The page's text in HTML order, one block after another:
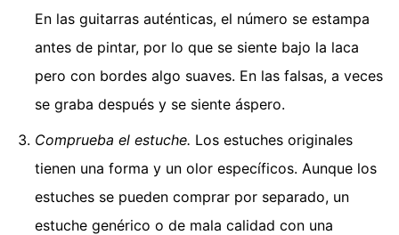
En las guitarras auténticas, el número se estampa
antes de pintar, por lo que se siente bajo la laca
pero con bordes algo suaves. En las falsas, a veces
se graba después y se siente áspero.
Comprueba el estuche. Los estuches originales
tienen una forma y un olor específicos. Aunque los
estuches se pueden comprar por separado, un
estuche genérico o de mala calidad con una